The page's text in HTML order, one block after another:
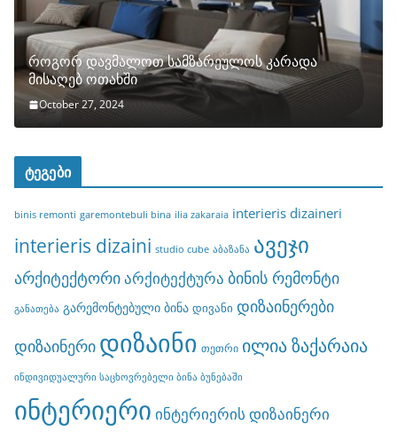
როგორ დავმალოთ სამზარეულოს კარადა
მისაღებ ოთახში
October 27, 2024
ტეგები
binis remonti garemontebuli bina ilia zakaraia interieris dizaineri
interieris dizaini studio cube აბაზანა ავეჯი
არქიტექტორიარქიტექტურა ბინის რემონტი
განათება გარემონტებული ბინა დივანი დიზაინერები
დიზაინერი დიზაინი თეთრი ილია ზაქარაია
ინდივიდუალური საცხოვრებელი ბინა ბუნებაში
ინტერიერი ინტერიერის დიზაინერი